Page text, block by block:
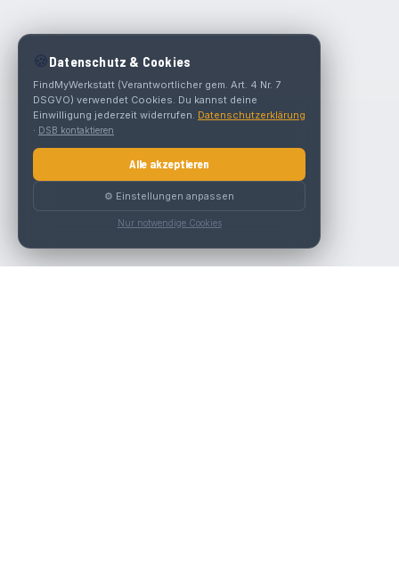
🍪 Datenschutz & Cookies
FindMyWerkstatt (Verantwortlicher gem. Art. 4 Nr. 7
DSGVO) verwendet Cookies. Du kannst deine
Einwilligung jederzeit widerrufen. Datenschutzerklärung
· DSB kontaktieren
Alle akzeptieren
⚙️ Einstellungen anpassen
Nur notwendige Cookies